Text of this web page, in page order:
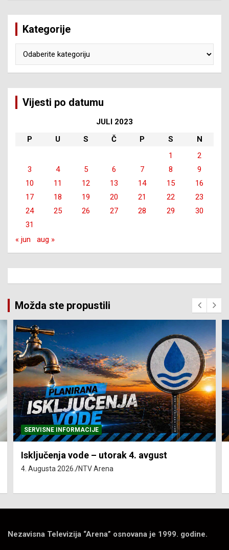
Kategorije
Vijesti po datumu
JULI 2023
P
U S Č P S
N
1
2
3
4 5 6 7 8
9
10
11 12 13 14 15
16
17
18 19 20 21 22
23
24
25 26 27 28 29
30
31
« jun
aug »
Možda ste propustili
SERVISNE INFORMACIJE
Isključenja vode – utorak 4. avgust
4. Augusta 2026. NTV Arena
Nezavisna Televizija “Arena” osnovana je 1999. godine.